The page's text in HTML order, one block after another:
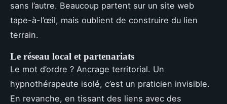
sans l’autre. Beaucoup partent sur un site web
tape-à-l’œil, mais oublient de construire du lien
terrain.
Le réseau local et partenariats
Le mot d’ordre ? Ancrage territorial. Un
hypnothérapeute isolé, c’est un praticien invisible.
En revanche, en tissant des liens avec des